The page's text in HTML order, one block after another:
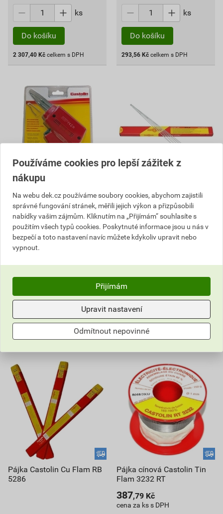
ks
Do košíku
2 307,40 Kč celkem s DPH
ks
Do košíku
293,56 Kč celkem s DPH
Páječka letovací trafo
Castolin 100 W
665,50 Kč
638,88 Kč
cena za ks s DPH
Můžete mít 11. 8. v prodejně
celkem s DPH
Pájka Castolin Ag Flam
6110 RF
3 225,29 Kč
3 096,28Kč
cena za ks s DPH
Můžete mít 11. 8. v prodejně
Do košíku
3 096,28 Kč
Pájka Castolin Cu Flam RB
5286
Pájka cínová Castolin Tin
Flam 3232 RT
387,79 Kč
cena za ks s DPH
Používáme cookies pro lepší zážitek z
nákupu
Na webu dek.cz používáme soubory cookies, abychom zajistili
správné fungování stránek, měřili jejich výkon a přizpůsobili
nabídky vašim zájmům. Kliknutím na „Přijímám“ souhlasíte s
použitím všech typů cookies. Poskytnuté informace jsou u nás v
bezpečí a toto nastavení navíc můžete kdykoliv upravit nebo
vypnout.
Přijímám
Upravit nastavení
Odmítnout nepovinné